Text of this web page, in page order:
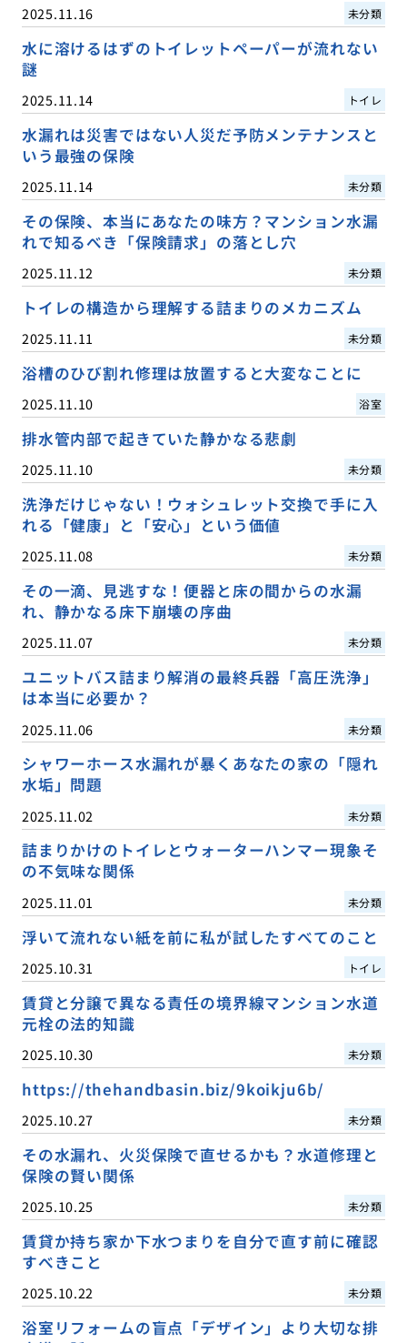
2025.11.16 未分類
水に溶けるはずのトイレットペーパーが流れない
謎
2025.11.14 トイレ
水漏れは災害ではない人災だ予防メンテナンスと
いう最強の保険
2025.11.14 未分類
その保険、本当にあなたの味方？マンション水漏
れで知るべき「保険請求」の落とし穴
2025.11.12 未分類
トイレの構造から理解する詰まりのメカニズム
2025.11.11 未分類
浴槽のひび割れ修理は放置すると大変なことに
2025.11.10 浴室
排水管内部で起きていた静かなる悲劇
2025.11.10 未分類
洗浄だけじゃない！ウォシュレット交換で手に入
れる「健康」と「安心」という価値
2025.11.08 未分類
その一滴、見逃すな！便器と床の間からの水漏
れ、静かなる床下崩壊の序曲
2025.11.07 未分類
ユニットバス詰まり解消の最終兵器「高圧洗浄」
は本当に必要か？
2025.11.06 未分類
シャワーホース水漏れが暴くあなたの家の「隠れ
水垢」問題
2025.11.02 未分類
詰まりかけのトイレとウォーターハンマー現象そ
の不気味な関係
2025.11.01 未分類
浮いて流れない紙を前に私が試したすべてのこと
2025.10.31 トイレ
賃貸と分譲で異なる責任の境界線マンション水道
元栓の法的知識
2025.10.30 未分類
https://thehandbasin.biz/9koikju6b/
2025.10.27 未分類
その水漏れ、火災保険で直せるかも？水道修理と
保険の賢い関係
2025.10.25 未分類
賃貸か持ち家か下水つまりを自分で直す前に確認
すべきこと
2025.10.22 未分類
浴室リフォームの盲点「デザイン」より大切な排